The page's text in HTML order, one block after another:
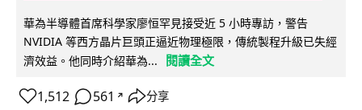
華為半導體首席科學家廖恒罕見接受近 5 小時專訪，警告
NVIDIA 等西方晶片巨頭正逼近物理極限，傳統製程升級已失經
濟效益。他同時介紹華為...
閱讀全文
1,512 561 ↗ 分享